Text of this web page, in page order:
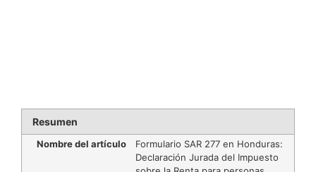
Resumen
Nombre del artículo
Formulario SAR 277 en Honduras:
Declaración Jurada del Impuesto